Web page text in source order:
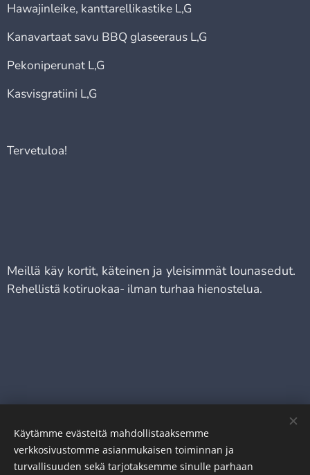
Hawajinleike, kanttarellikastike L,G
Kanavartaat savu BBQ glaseeraus L,G
Pekoniperunat L,G
Kasvisgratiini L,G
Tervetuloa!
Meillä käy kortit, käteinen ja yleisimmät lounasedut.
Rehellistä kotiruokaa- ilman turhaa hienostelua.
Käytämme evästeitä mahdollistaaksemme
verkkosivustomme asianmukaisen toiminnan ja
turvallisuuden sekä tarjotaksemme sinulle parhaan